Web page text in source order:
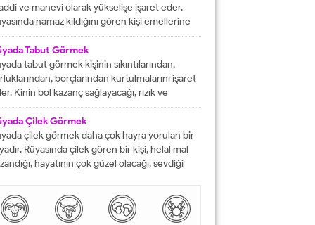
Emeklerinizin heba olmayacağını
rüyalardan birisi şeklinde
Rüyada altın bileklik görmek,
giderek artacak olmasına delalet
ve manevi olarak yükselişe işaret eder.
namaz kıldığını gören kişi emellerine
zamanda ulaşır. Namaz, rüya da olsa kişinin
güçleneceğini ve Allah tarafından
bir kişi olduğunu gösterir. Rüyalarımızda
çoğunlukla gerçek hayatla birebir
Rüyalarımızda...
Tabut Görmek
tabut görmek kişinin sıkıntılarından,
borçlarından kurtulmalarını işaret
Kinin bol kazanç sağlayacağı, rızık ve
anlamına gelir. Rüya sırasında tabut
aynı zaman da kişinin bahtının ve
kapanmış olduğunu ifade eder. Rüyada
görmek aynı zamanda kişinin yol hazırlığına
anlamına gelir....
Çilek Görmek
çilek görmek daha çok hayra yorulan bir
Rüyasında çilek gören bir kişi, helal mal
hayatının çok güzel olacağı, sevdiği
çoğunlukla aşkı ve tutkuyu da delalet eder.
rüyasında çilek gördü mü daha çok bol